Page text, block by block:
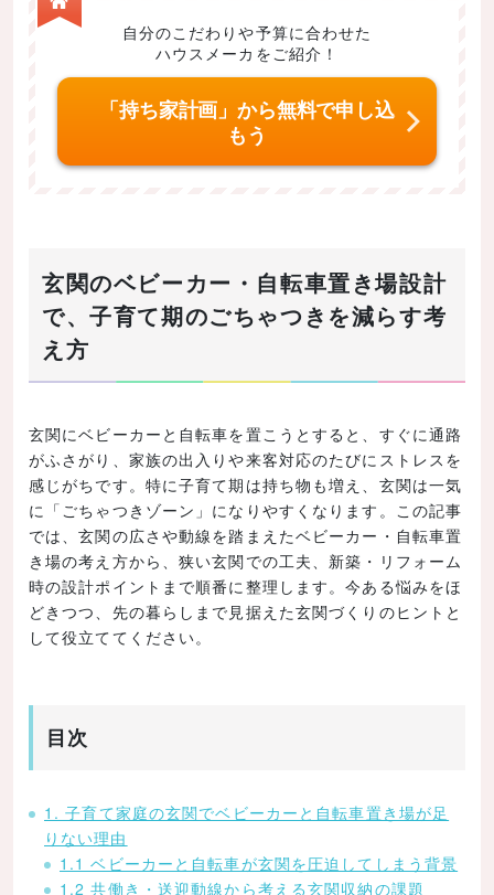
Twitt Face はてなブ
自分のこだわりや予算に合わせた
ハウスメーカをご紹介！
「持ち家計画」から無料で申し込
もう
玄関のベビーカー・自転車置き場設計
で、子育て期のごちゃつきを減らす考
え方
玄関にベビーカーと自転車を置こうとすると、すぐに通路
がふさがり、家族の出入りや来客対応のたびにストレスを
感じがちです。特に子育て期は持ち物も増え、玄関は一気
に「ごちゃつきゾーン」になりやすくなります。この記事
では、玄関の広さや動線を踏まえたベビーカー・自転車置
き場の考え方から、狭い玄関での工夫、新築・リフォーム
時の設計ポイントまで順番に整理します。今ある悩みをほ
どきつつ、先の暮らしまで見据えた玄関づくりのヒントと
して役立ててください。
目次
1. 子育て家庭の玄関でベビーカーと自転車置き場が足
りない理由
1.1 ベビーカーと自転車が玄関を圧迫してしまう背景
1.2 共働き・送迎動線から考える玄関収納の課題